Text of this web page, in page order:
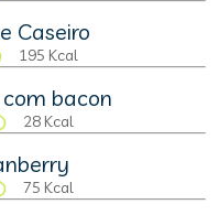
Caseiro
195 Kcal
bacon
28 Kcal
75 Kcal